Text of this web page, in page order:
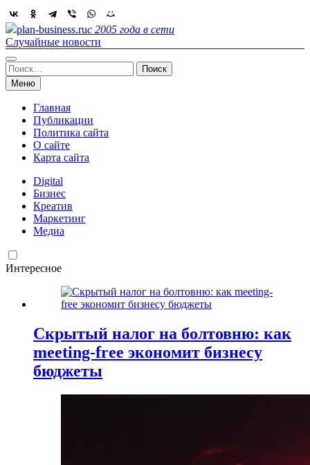
Skip
to
content
plan-business.ruс 2005 года в сети
Случайные новости
Найти:
Меню
Главная
Публикации
Политика сайта
О сайте
Карта сайта
Digital
Бизнес
Креатив
Маркетинг
Медиа
Интересное
Скрытый налог на болтовню: как
meeting-free экономит бизнесу
бюджеты